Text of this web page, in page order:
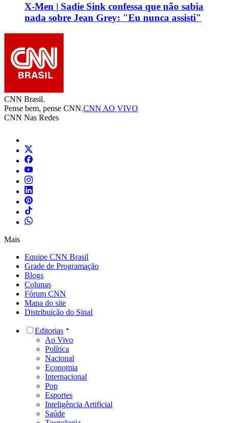
X-Men | Sadie Sink confessa que não sabia
nada sobre Jean Grey: "Eu nunca assisti"
CNN Brasil.
Pense bem, pense CNN.CNN AO VIVO
CNN Nas Redes
Mais
Equipe CNN Brasil
Grade de Programação
Blogs
Colunas
Fórum CNN
Mapa do site
Distribuição do Sinal
Editorias
Ao Vivo
Política
Nacional
Economia
Internacional
Pop
Esportes
Inteligência Artificial
Saúde